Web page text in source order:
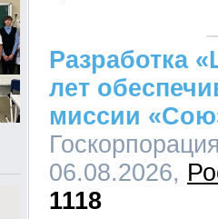
Разработка
лет
миссии
06.08.2026,
1118